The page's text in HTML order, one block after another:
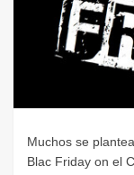
Muchos se
Blac Friday on el